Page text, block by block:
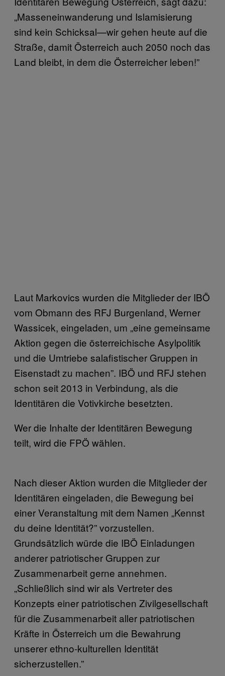
„Masseneinwanderung und Islamisierung
sind kein Schicksal—wir gehen heute auf die
Straße, damit Österreich auch 2050 noch das
Land bleibt, in dem die Österreicher leben!”
Laut Markovics wurden die Mitglieder der IBÖ
vom Obmann des RFJ Burgenland, Werner
Wassicek, eingeladen, um „eine gemeinsame
Aktion gegen die österreichische Asylpolitik
und die Umtriebe salafistischer Gruppen in
Eisenstadt zu machen”. IBÖ und RFJ stehen
schon seit 2013 in Verbindung, als die
Identitären die Votivkirche besetzten.
Wer die Inhalte der Identitären Bewegung
teilt, wird die FPÖ wählen.
Nach dieser Aktion wurden die Mitglieder der
Identitären eingeladen, die Bewegung bei
einer Veranstaltung mit dem Namen „Kennst
du deine Identität?” vorzustellen.
Grundsätzlich würde die IBÖ Einladungen
anderer patriotischer Gruppen zur
Zusammenarbeit gerne annehmen.
„Schließlich sind wir als Vertreter des
Konzepts einer patriotischen Zivilgesellschaft
für die Zusammenarbeit aller patriotischen
Kräfte in Österreich um die Bewahrung
unserer ethno-kulturellen Identität
sicherzustellen.”